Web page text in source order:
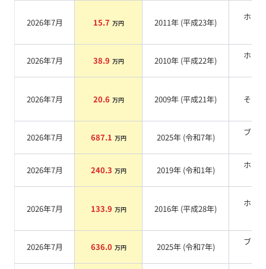
2026年7月 15.7 万円 2011年 (平成23年)
ホワ
2026年7月 38.9 万円 2010年 (平成22年)
ホワ
2026年7月 20.6 万円 2009年 (平成21年) その他
2026年7月 687.1 万円 2025年 (令和7年)
ブラ
2026年7月 240.3 万円 2019年 (令和1年)
ホワ
2026年7月 133.9 万円 2016年 (平成28年)
ホワ
2026年7月 636.0 万円 2025年 (令和7年)
ブラ